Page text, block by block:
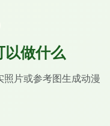
以做什么
片或参考图生成动漫